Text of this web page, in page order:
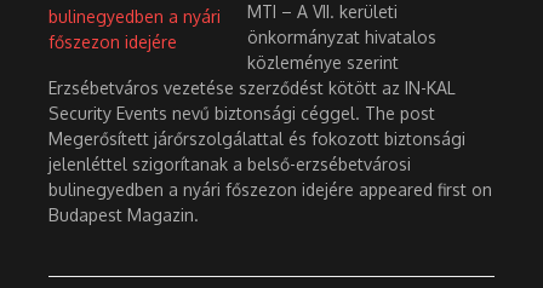
MTI – A VII. kerületi
önkormányzat hivatalos
közleménye szerint
Erzsébetváros vezetése szerződést kötött az IN-KAL
Security Events nevű biztonsági céggel. The post
Megerősített járőrszolgálattal és fokozott biztonsági
jelenléttel szigorítanak a belső-erzsébetvárosi
bulinegyedben a nyári főszezon idejére appeared first on
Budapest Magazin.